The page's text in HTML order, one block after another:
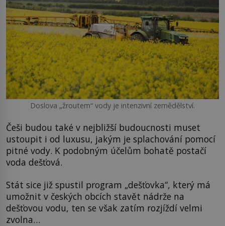
Doslova „žroutem“ vody je intenzivní zemědělství.
Češi budou také v nejbližší budoucnosti muset
ustoupit i od luxusu, jakým je splachování pomocí
pitné vody. K podobným účelům bohatě postačí
voda dešťová.
Stát sice již spustil program „dešťovka“, který má
umožnit v českých obcích stavět nádrže na
dešťovou vodu, ten se však zatím rozjíždí velmi
zvolna…